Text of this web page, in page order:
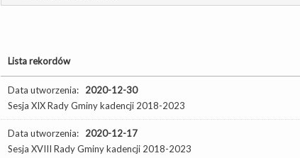
Lista rekordów
Data utworzenia: 2020-12-30
Sesja XIX Rady Gminy kadencji 2018-2023
Data utworzenia: 2020-12-17
Sesja XVIII Rady Gminy kadencji 2018-2023